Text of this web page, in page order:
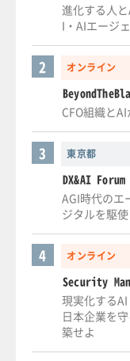
進化する人
I・AIエージ
オンライン
2
CFO組織と
東京都
3
DX&AI
AGI時代の
ジタルを駆
オンライン
4
Security
現実化する
日本企業を
築せよ